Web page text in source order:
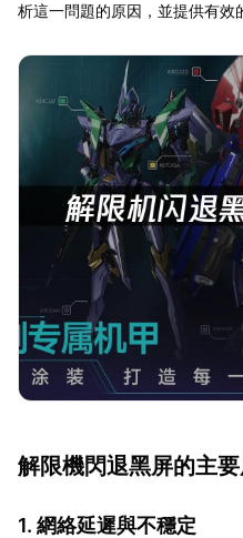
析這一問題的原因，並提供有效
解限機閃退黑屏的主要
1. 網絡延遲與不穩定